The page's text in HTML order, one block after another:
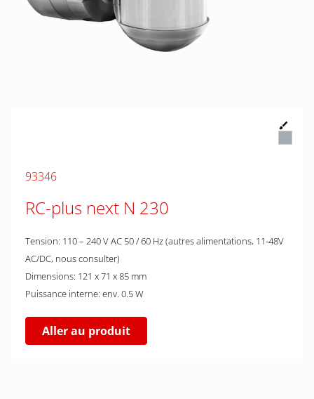
93346
RC-plus next N 230
Tension: 110 – 240 V AC 50 / 60 Hz (autres alimentations, 11-48V
AC/DC, nous consulter)
Dimensions: 121 x 71 x 85 mm
Puissance interne: env. 0.5 W
Aller au produit